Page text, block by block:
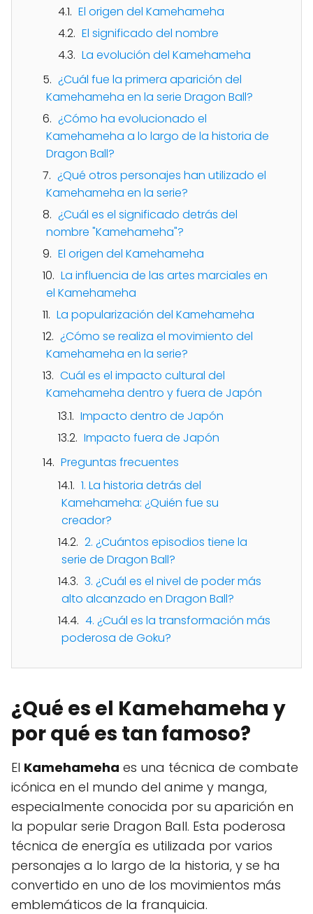
El origen del Kamehameha
El significado del nombre
La evolución del Kamehameha
¿Cuál fue la primera aparición del
Kamehameha en la serie Dragon Ball?
¿Cómo ha evolucionado el
Kamehameha a lo largo de la historia de
Dragon Ball?
¿Qué otros personajes han utilizado el
Kamehameha en la serie?
¿Cuál es el significado detrás del
nombre "Kamehameha"?
El origen del Kamehameha
La influencia de las artes marciales en
el Kamehameha
La popularización del Kamehameha
¿Cómo se realiza el movimiento del
Kamehameha en la serie?
Cuál es el impacto cultural del
Kamehameha dentro y fuera de Japón
Impacto dentro de Japón
Impacto fuera de Japón
Preguntas frecuentes
1. La historia detrás del
Kamehameha: ¿Quién fue su
creador?
2. ¿Cuántos episodios tiene la
serie de Dragon Ball?
3. ¿Cuál es el nivel de poder más
alto alcanzado en Dragon Ball?
4. ¿Cuál es la transformación más
poderosa de Goku?
¿Qué es el Kamehameha y
por qué es tan famoso?
El Kamehameha es una técnica de combate
icónica en el mundo del anime y manga,
especialmente conocida por su aparición en
la popular serie Dragon Ball. Esta poderosa
técnica de energía es utilizada por varios
personajes a lo largo de la historia, y se ha
convertido en uno de los movimientos más
emblemáticos de la franquicia.